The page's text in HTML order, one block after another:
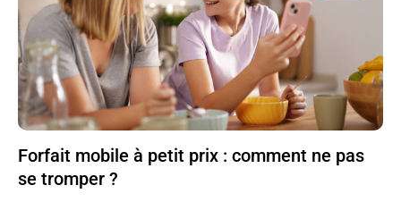
Forfait mobile à petit prix : comment ne pas
se tromper ?